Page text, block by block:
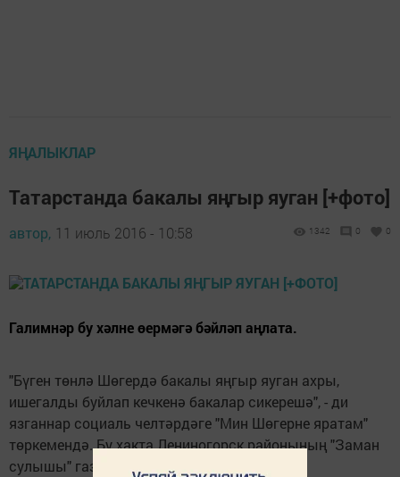
ЯҢАЛЫКЛАР
Татарстанда бакалы яңгыр яуган [+фото]
автор, 11 июль 2016 - 10:58 1342 0 0
Галимнәр бу хәлне өермәгә бәйләп аңлата.
"Бүген төнлә Шөгердә бакалы яңгыр яуган ахры,
ишегалды буйлап кечкенә бакалар сикерешә", - ди
язганнар социаль челтәрдәге "Мин Шөгерне яратам"
төркемендә. Бу хакта Лениногорск районының "Заман
сулышы" газетасы хәбәр итә.